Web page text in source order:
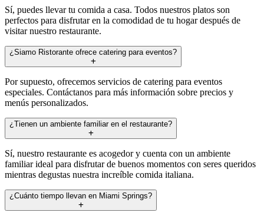
Sí, puedes llevar tu comida a casa. Todos nuestros platos son
perfectos para disfrutar en la comodidad de tu hogar después de
visitar nuestro restaurante.
¿Siamo Ristorante ofrece catering para eventos?
Por supuesto, ofrecemos servicios de catering para eventos
especiales. Contáctanos para más información sobre precios y
menús personalizados.
¿Tienen un ambiente familiar en el restaurante?
Sí, nuestro restaurante es acogedor y cuenta con un ambiente
familiar ideal para disfrutar de buenos momentos con seres queridos
mientras degustas nuestra increíble comida italiana.
¿Cuánto tiempo llevan en Miami Springs?